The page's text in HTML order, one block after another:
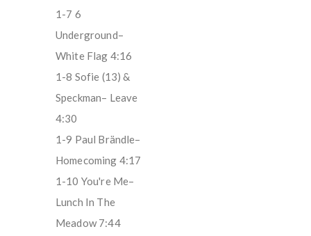
1-7 6
Underground–
White Flag 4:16
1-8 Sofie (13) &
Speckman– Leave
4:30
1-9 Paul Brändle–
Homecoming 4:17
1-10 You're Me–
Lunch In The
Meadow 7:44